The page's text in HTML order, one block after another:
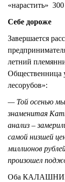
«нарастить»
Себе дороже
Завершается
летний
Общественница
лесорубов»:
— Той осенью
знаменитая
анализ –
самой низшей
миллионов
произошел
Оба